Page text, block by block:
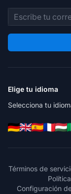
Dirección de
Elige tu idioma
Selecciona tu
Términos de
Configuración